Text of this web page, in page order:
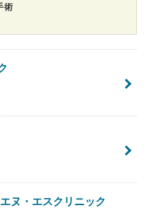
術
ヌ・エスクリニック